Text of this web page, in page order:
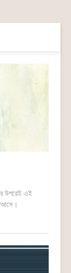
উপরেই এই
আসে।